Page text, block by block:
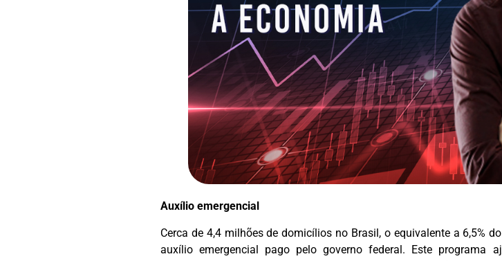
Auxílio emergencial
Cerca de 4,4 milhões de domicílios no Brasil, o equivalente a 6,5%
auxílio emergencial pago pelo governo federal. Este programa